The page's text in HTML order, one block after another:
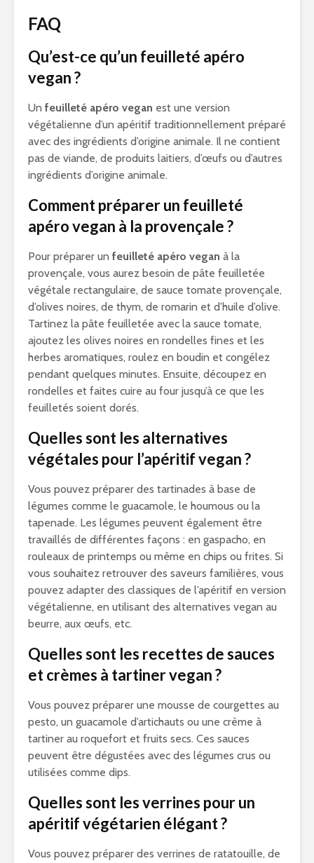
FAQ
Qu’est-ce qu’un feuilleté apéro
vegan ?
Un feuilleté apéro vegan est une version
végétalienne d’un apéritif traditionnellement préparé
avec des ingrédients d’origine animale. Il ne contient
pas de viande, de produits laitiers, d’œufs ou d’autres
ingrédients d’origine animale.
Comment préparer un feuilleté
apéro vegan à la provençale ?
Pour préparer un feuilleté apéro vegan à la
provençale, vous aurez besoin de pâte feuilletée
végétale rectangulaire, de sauce tomate provençale,
d’olives noires, de thym, de romarin et d’huile d’olive.
Tartinez la pâte feuilletée avec la sauce tomate,
ajoutez les olives noires en rondelles fines et les
herbes aromatiques, roulez en boudin et congélez
pendant quelques minutes. Ensuite, découpez en
rondelles et faites cuire au four jusqu’à ce que les
feuilletés soient dorés.
Quelles sont les alternatives
végétales pour l’apéritif vegan ?
Vous pouvez préparer des tartinades à base de
légumes comme le guacamole, le houmous ou la
tapenade. Les légumes peuvent également être
travaillés de différentes façons : en gaspacho, en
rouleaux de printemps ou même en chips ou frites. Si
vous souhaitez retrouver des saveurs familières, vous
pouvez adapter des classiques de l’apéritif en version
végétalienne, en utilisant des alternatives vegan au
beurre, aux œufs, etc.
Quelles sont les recettes de sauces
et crèmes à tartiner vegan ?
Vous pouvez préparer une mousse de courgettes au
pesto, un guacamole d’artichauts ou une crème à
tartiner au roquefort et fruits secs. Ces sauces
peuvent être dégustées avec des légumes crus ou
utilisées comme dips.
Quelles sont les verrines pour un
apéritif végétarien élégant ?
Vous pouvez préparer des verrines de ratatouille, de